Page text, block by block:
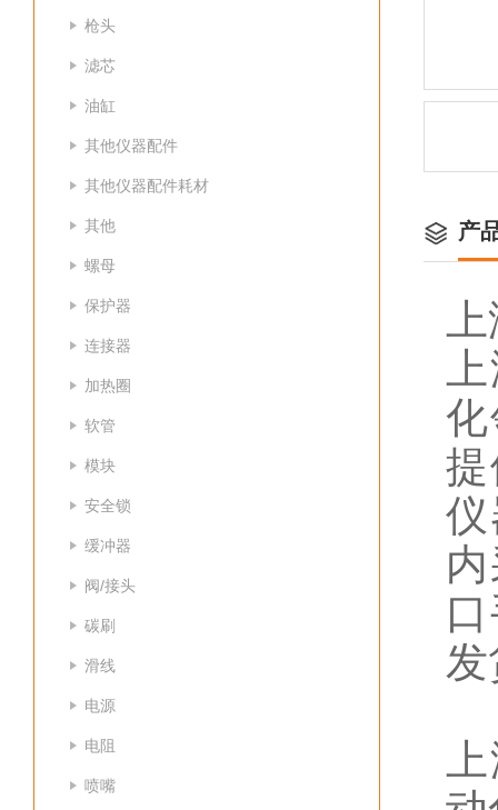
枪头
滤芯
油缸
其他仪器配件
其他仪器配件耗材
其他
螺母
保护器
连接器
加热圈
软管
模块
安全锁
缓冲器
阀/接头
碳刷
滑线
电源
电阻
喷嘴
产